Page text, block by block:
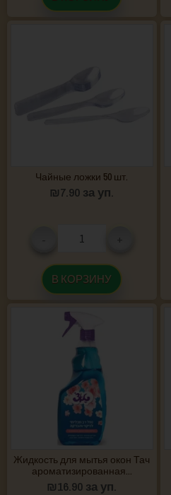
Чайные ложки 50 шт.
₪7.90 за уп.
В КОРЗИНУ
Жидкость для мытья окон Тач
ароматизированная...
₪16.90 за уп.